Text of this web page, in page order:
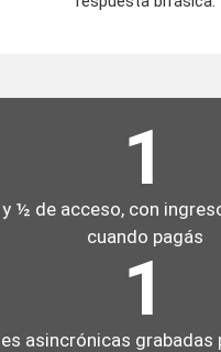
1
½ de acceso, con
cuando pagás
1
asincrónicas grabadas